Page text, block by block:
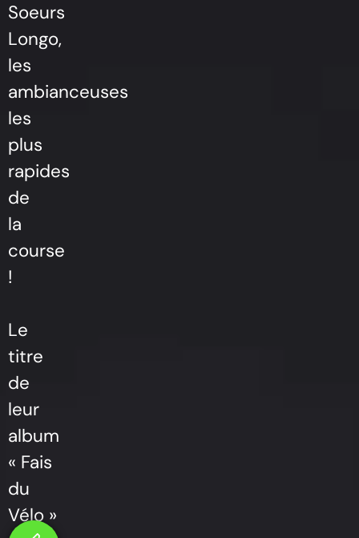
Soeurs
Longo,
les
ambianceuses
les
plus
rapides
de
la
course
!
Le
titre
de
leur
album
« Fais
du
Vélo »